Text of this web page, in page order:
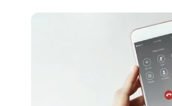
Остановим аресты и